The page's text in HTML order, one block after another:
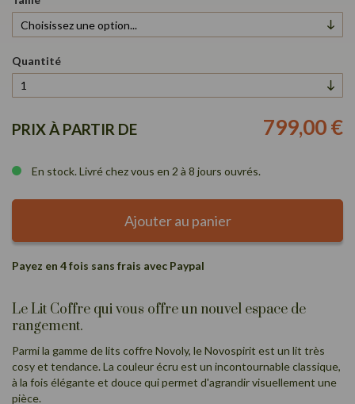
Quantité
PRIX À PARTIR DE 799,00 €
En stock. Livré chez vous en 2 à 8 jours ouvrés.
Ajouter au panier
Payez en 4 fois sans frais avec Paypal
Le Lit Coffre qui vous offre un nouvel espace de
rangement.
Parmi la gamme de lits coffreNovoly, le Novospirit est un lit très
cosy et tendance. La couleur écru est un incontournable classique,
à la fois élégante et douce qui permet d'agrandir visuellement une
pièce.
d’images